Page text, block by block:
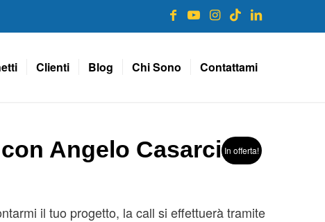
Clienti Blog Chi Sono Contattami
In offerta!
Angelo Casarcia
il tuo progetto, la call si effettuerà tramite